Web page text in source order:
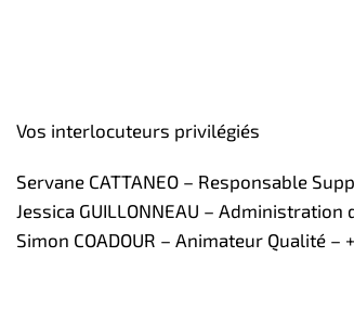
Vos interlocuteurs privilégiés
Servane CATTANEO – Responsable
Jessica GUILLONNEAU – Administration
Simon COADOUR – Animateur Qualité –